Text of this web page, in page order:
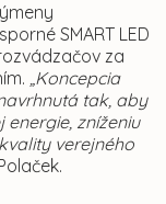
SMART LED
za
„Koncepcia
tak, aby
zníženiu
verejného